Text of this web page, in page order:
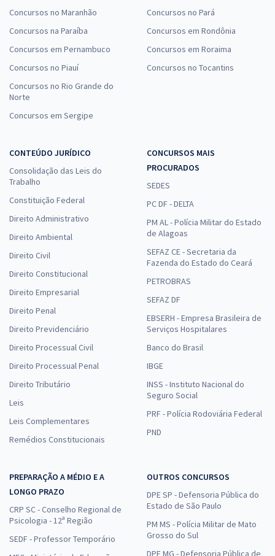
Concursos no Maranhão
Concursos na Paraíba
Concursos em Pernambuco
Concursos no Piauí
Concursos no Rio Grande do
Norte
Concursos em Sergipe
Concursos no Pará
Concursos em Rondônia
Concursos em Roraima
Concursos no Tocantins
CONTEÚDO JURÍDICO
Consolidação das Leis do
Trabalho
Constituição Federal
Direito Administrativo
Direito Ambiental
Direito Civil
Direito Constitucional
Direito Empresarial
Direito Penal
Direito Previdenciário
Direito Processual Civil
Direito Processual Penal
Direito Tributário
Leis
Leis Complementares
Remédios Constitucionais
CONCURSOS MAIS
PROCURADOS
SEDES
PC DF - DELTA
PM AL - Polícia Militar do Estado
de Alagoas
SEFAZ CE - Secretaria da
Fazenda do Estado do Ceará
PETROBRAS
SEFAZ DF
EBSERH - Empresa Brasileira de
Serviços Hospitalares
Banco do Brasil
IBGE
INSS - Instituto Nacional do
Seguro Social
PRF - Polícia Rodoviária Federal
PND
PREPARAÇÃO A MÉDIO E A
LONGO PRAZO
CRP SC - Conselho Regional de
Psicologia - 12ª Região
SEDF - Professor Temporário
OUTROS CONCURSOS
DPE SP - Defensoria Pública do
Estado de São Paulo
PM MS - Polícia Militar de Mato
Grosso do Sul
DPE MG - Defensoria Pública de